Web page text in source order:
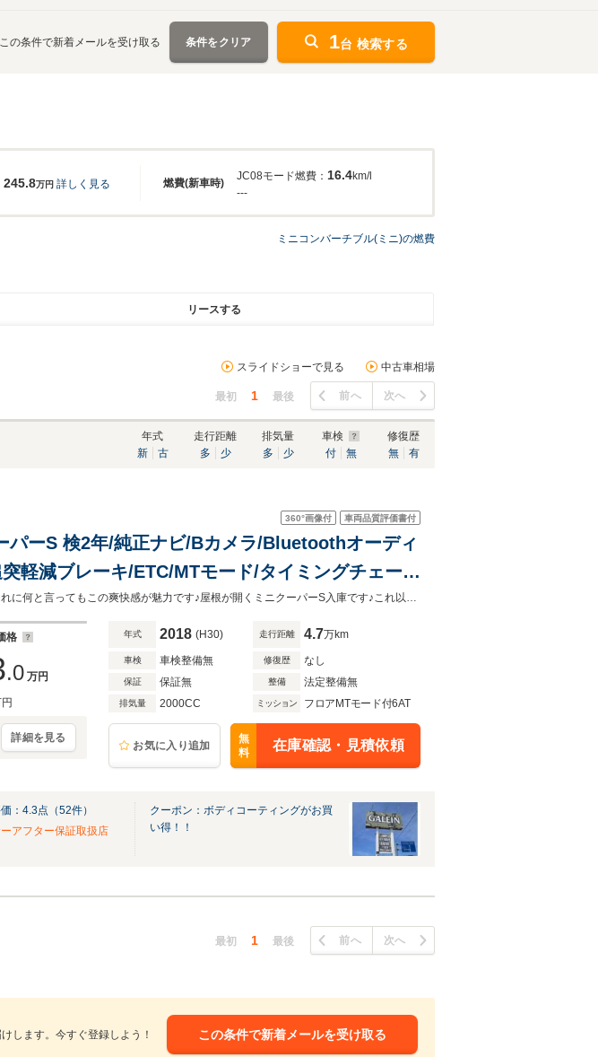
この条件で新着メールを受け取る 条件をクリア 1台 検索する
燃費(新車時)
245.8万円 詳しく見る
JC08モード燃費： 16.4km/l
---
ミニコンバーチブル(ミニ)の燃費
リースする
スライドショーで見る 中古車相場
最初 1 最後 前へ 次へ
年式
新
古
走行距離
多
少
排気量
多
少
車検
付
無
修復歴
無
有
360°画像付 車両品質評価書付
パーS 検2年/純正ナビ/Bカメラ/Bluetoothオーディ
軽減ブレーキ/ETC/MTモード/タイミングチェー
ドライト/LEDフォグ/スマートキー/黒本革/アクテ適度なサイズ感や気持ちの良い走り、それに何と言ってもこの爽快感が魅力です♪屋根が開くミニクーパーS入庫です♪これ以上ない開放感を得られるコンバーチブルを是非♪開ける喜び♪
格
.0 万円
詳細を見る
年式 2018 (H30) 走行距離 4.7万km
車検 車検整備無 修復歴 なし
保証 保証無 整備 法定整備無
排気量 2000CC ミッション フロアMTモード付6AT
お気に入り追加
無
料
在庫確認・見積依頼
： 4.3点（52件）
アフター保証取扱店
クーポン：ボディコーティングがお買
い得！！
最初 1 最後 前へ 次へ
します。今すぐ登録しよう！ この条件で新着メールを受け取る